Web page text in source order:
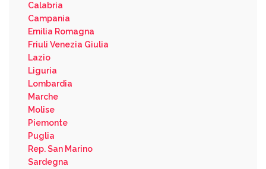
Calabria
Campania
Emilia Romagna
Friuli Venezia Giulia
Lazio
Liguria
Lombardia
Marche
Molise
Piemonte
Puglia
Rep. San Marino
Sardegna